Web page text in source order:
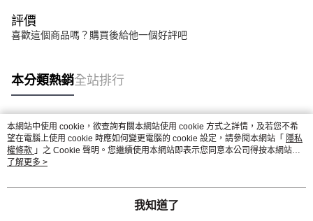
評價
喜歡這個商品嗎？購買後給他一個好評吧
本分類熱銷全站排行
熱門標籤
本網站中使用 cookie，欲查詢有關本網站使用 cookie 方式之詳情，及若您不希
望在電腦上使用 cookie 時應如何變更電腦的 cookie 設定，請參閱本網站「 隱私
權條款 」之 Cookie 聲明。您繼續使用本網站即表示您同意本公司得按本網站使
用條款之 Cookie 聲明使用 cookie。
了解更多 >
我知道了